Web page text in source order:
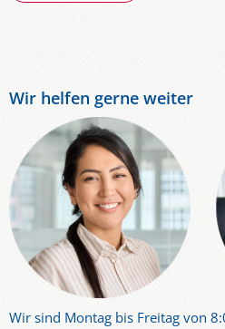
Wir helfen gerne weiter
Wir sind Montag bis Freitag von